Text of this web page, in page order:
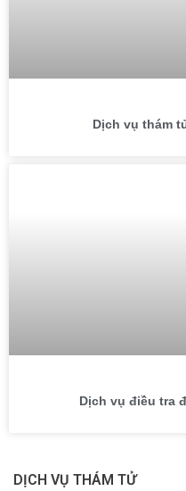
Dịch vụ thám
Dịch vụ điều tra
DỊCH VỤ THÁM TỬ